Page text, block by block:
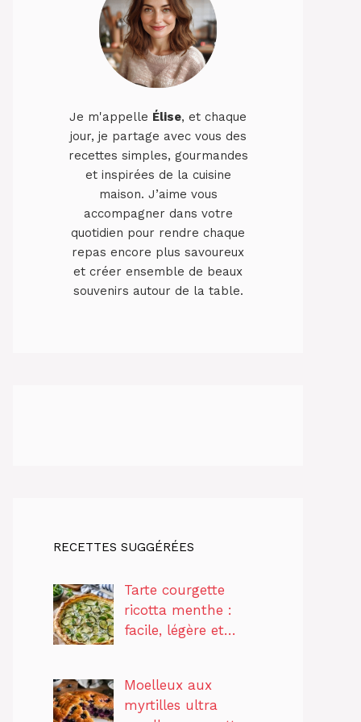
Je m'appelle Élise, et chaque
jour, je partage avec vous des
recettes simples, gourmandes
et inspirées de la cuisine
maison. J’aime vous
accompagner dans votre
quotidien pour rendre chaque
repas encore plus savoureux
et créer ensemble de beaux
souvenirs autour de la table.
RECETTES SUGGÉRÉES
Tarte courgette
ricotta menthe :
facile, légère et…
Moelleux aux
myrtilles ultra